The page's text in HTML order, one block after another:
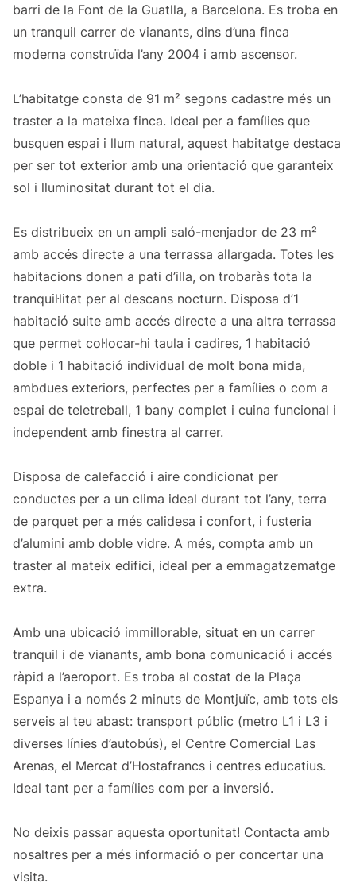
barri de la Font de la Guatlla, a Barcelona. Es troba en
un tranquil carrer de vianants, dins d’una finca
moderna construïda l’any 2004 i amb ascensor.
L’habitatge consta de 91 m² segons cadastre més un
traster a la mateixa finca. Ideal per a famílies que
busquen espai i llum natural, aquest habitatge destaca
per ser tot exterior amb una orientació que garanteix
sol i lluminositat durant tot el dia.
Es distribueix en un ampli saló-menjador de 23 m²
amb accés directe a una terrassa allargada. Totes les
habitacions donen a pati d’illa, on trobaràs tota la
tranquil·litat per al descans nocturn. Disposa d’1
habitació suite amb accés directe a una altra terrassa
que permet col·locar-hi taula i cadires, 1 habitació
doble i 1 habitació individual de molt bona mida,
ambdues exteriors, perfectes per a famílies o com a
espai de teletreball, 1 bany complet i cuina funcional i
independent amb finestra al carrer.
Disposa de calefacció i aire condicionat per
conductes per a un clima ideal durant tot l’any, terra
de parquet per a més calidesa i confort, i fusteria
d’alumini amb doble vidre. A més, compta amb un
traster al mateix edifici, ideal per a emmagatzematge
extra.
Amb una ubicació immillorable, situat en un carrer
tranquil i de vianants, amb bona comunicació i accés
ràpid a l’aeroport. Es troba al costat de la Plaça
Espanya i a només 2 minuts de Montjuïc, amb tots els
serveis al teu abast: transport públic (metro L1 i L3 i
diverses línies d’autobús), el Centre Comercial Las
Arenas, el Mercat d’Hostafrancs i centres educatius.
Ideal tant per a famílies com per a inversió.
No deixis passar aquesta oportunitat! Contacta amb
nosaltres per a més informació o per concertar una
visita.